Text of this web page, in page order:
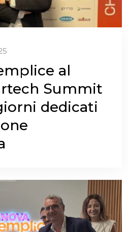
al
Summit
dedicati